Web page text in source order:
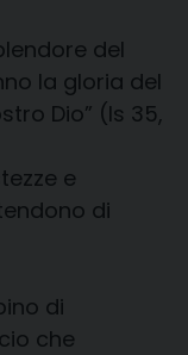
del
la gloria del
Dio” (Is 35,
e
di
di
che